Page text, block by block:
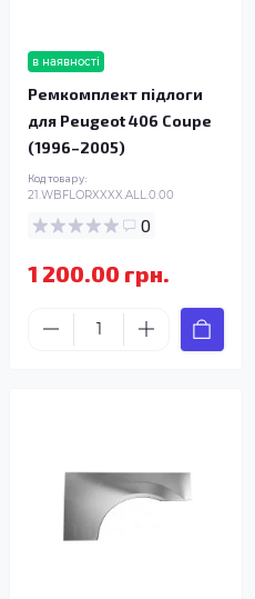
в наявності
Ремкомплект підлоги
для Peugeot 406 Coupe
(1996–2005)
Код товару:
21.WBFLORXXXX.ALL.0.00
0
1 200.00 грн.